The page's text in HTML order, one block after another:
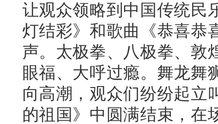
让观众领略到中国传统民
灯结彩》和歌曲《恭喜恭
声。太极拳、八极拳、敦
眼福、大呼过瘾。舞龙舞
向高潮，观众们纷纷起立
的祖国》中圆满结束，在